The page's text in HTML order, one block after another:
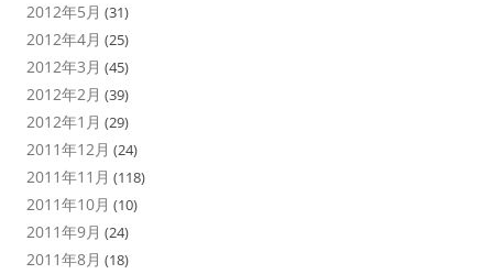
2012年5月 (31)
2012年4月 (25)
2012年3月 (45)
2012年2月 (39)
2012年1月 (29)
2011年12月 (24)
2011年11月 (118)
2011年10月 (10)
2011年9月 (24)
2011年8月 (18)